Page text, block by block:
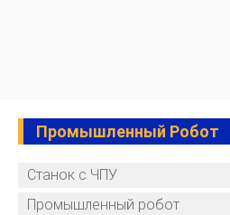
Промышленный Робот
Станок с ЧПУ
Промышленный робот